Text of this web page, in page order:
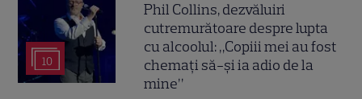
10
Phil Collins, dezvăluiri
cutremurătoare despre lupta
cu alcoolul: „Copiii mei au fost
chemați să-și ia adio de la
mine”